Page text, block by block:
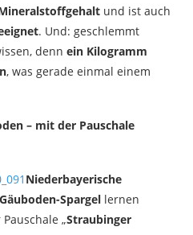
und ist auch
. Und: geschlemmt
denn ein Kilogramm
, was gerade einmal einem
– mit der Pauschale
Niederbayerische
Spargel lernen
„Straubinger